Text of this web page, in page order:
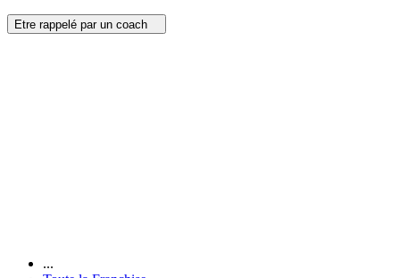
Etre rappelé par un coach
...